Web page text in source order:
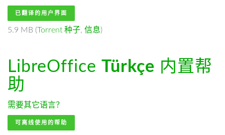
已翻译的用户界面
5.9 MB (Torrent 种子, 信息)
LibreOffice Türkçe 内置帮
助
需要其它语言？
可离线使用的帮助